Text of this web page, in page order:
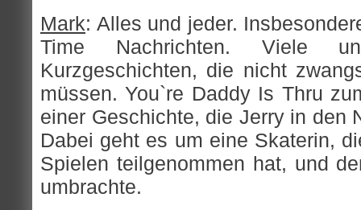
Mark: Alles und jeder.
Time Nachrichten. Viele
Kurzgeschichten, die nicht
müssen. You`re Daddy Is Thru
einer Geschichte, die Jerry in den
Dabei geht es um eine Skaterin,
Spielen teilgenommen hat, und
umbrachte.